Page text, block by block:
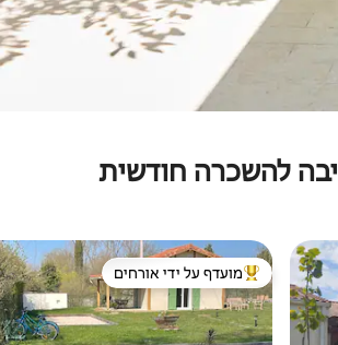
להשכרה חודשית
מוביל בקרב נכסים מועדפים על ידי אורחים
מועדף על ידי אורחים